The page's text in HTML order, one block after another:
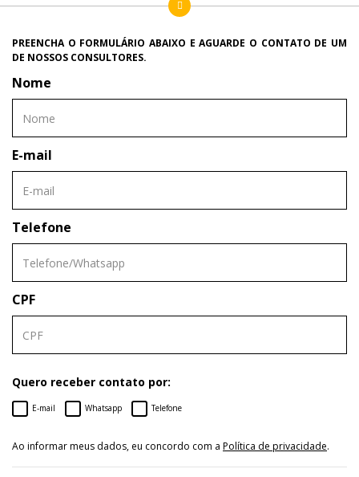
PREENCHA O FORMULÁRIO ABAIXO E AGUARDE O CONTATO DE UM
DE NOSSOS CONSULTORES.
Nome
E-mail
Telefone
CPF
Quero receber contato por:
E-mail Whatsapp Telefone
Ao informar meus dados, eu concordo com a Política de privacidade.